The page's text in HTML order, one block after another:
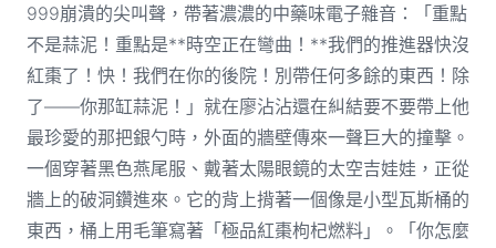
999崩潰的尖叫聲，帶著濃濃的中藥味電子雜音：「重點
不是蒜泥！重點是**時空正在彎曲！**我們的推進器快沒
紅棗了！快！我們在你的後院！別帶任何多餘的東西！除
了——你那缸蒜泥！」就在廖沾沾還在糾結要不要帶上他
最珍愛的那把銀勺時，外面的牆壁傳來一聲巨大的撞擊。
一個穿著黑色燕尾服、戴著太陽眼鏡的太空吉娃娃，正從
牆上的破洞鑽進來。它的背上揹著一個像是小型瓦斯桶的
東西，桶上用毛筆寫著「極品紅棗枸杞燃料」。「你怎麼